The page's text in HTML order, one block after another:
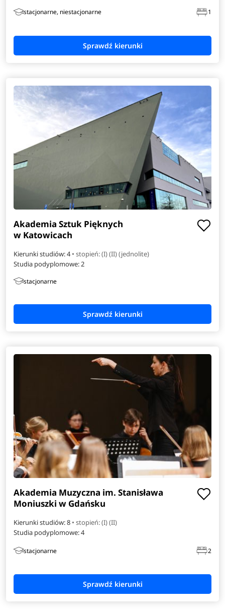
stacjonarne, niestacjonarne 1
Akademia Sztuk Pięknych
w Katowicach
Kierunki studiów: 4• stopień: (I) (II) (jednolite)
Studia podyplomowe:2
stacjonarne
Akademia Muzyczna im. Stanisława
Moniuszki w Gdańsku
Kierunki studiów: 8 • stopień: (I) (II)
Studia podyplomowe:4
stacjonarne 2